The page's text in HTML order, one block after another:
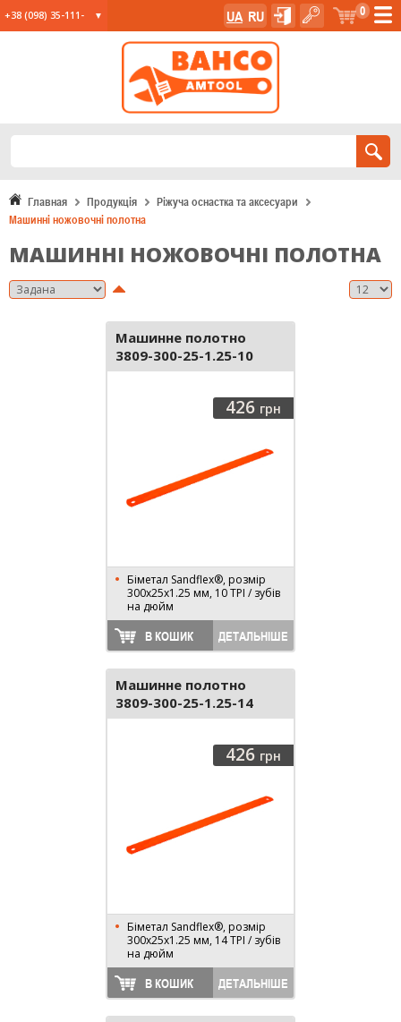
+38 (098) 35-111- 0
UA RU
Главная Продукція
Ріжуча оснастка та аксесуари
Машинні ножовочні полотна
МАШИННІ НОЖОВОЧНІ ПОЛОТНА
Машинне полотно
3809-300-25-1.25-10
426 грн
Біметал Sandflex®, розмір
300х25х1.25 мм, 10 TPI / зубів
на дюйм
В КОШИК ДЕТАЛЬНІШЕ
Машинне полотно
3809-300-25-1.25-14
426 грн
Біметал Sandflex®, розмір
300х25х1.25 мм, 14 TPI / зубів
на дюйм
В КОШИК ДЕТАЛЬНІШЕ